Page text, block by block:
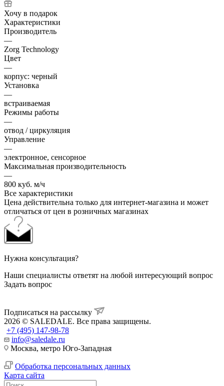
Хочу в подарок
Характеристики
Производитель
—
Zorg Technology
Цвет
—
корпус: черный
Установка
—
встраиваемая
Режимы работы
—
отвод / циркуляция
Управление
—
электронное, сенсорное
Максимальная производительность
—
800 куб. м/ч
Все характеристики
Цена действительна только для интернет-магазина и может
отличаться от цен в розничных магазинах
Нужна консультация?
Наши специалисты ответят на любой интересующий вопрос
Задать вопрос
Подписаться на рассылку
2026 © SALEDALE. Все права защищены.
+7 (495) 147-98-78
info@saledale.ru
Москва, метро Юго-Западная
Обработка персональных данных
Карта сайта